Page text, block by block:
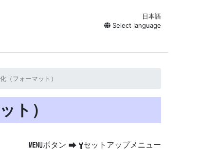
日本語
Select language
（フォーマット）
ト）
Gボタン U Bセットアップメニュー